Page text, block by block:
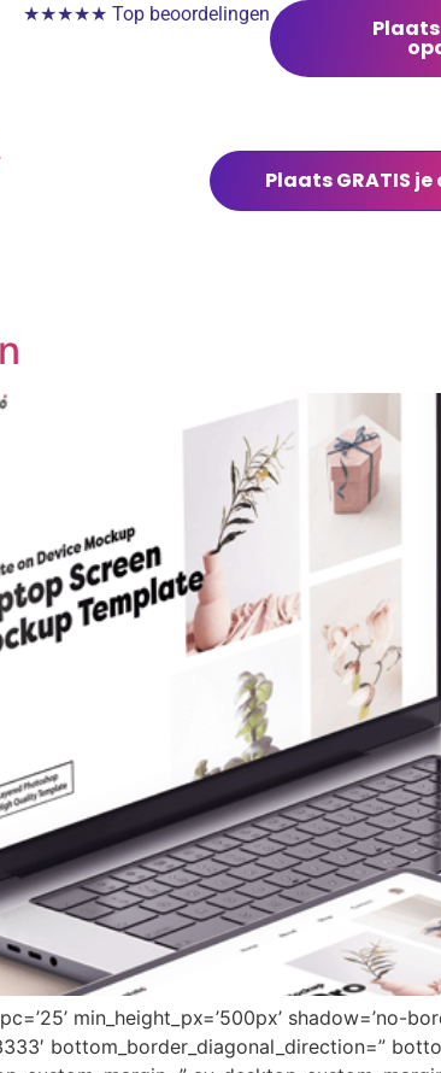
★★★★★ Top beoordelingen
Plaats
Plaats GRATIS
min_height_px=’500px’ shadow=’no-
bottom_border_diagonal_direction=”